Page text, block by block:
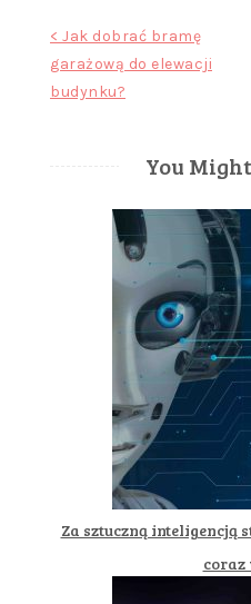
Nawigacja
wpisu
< Jak dobrać bramę
garażową do elewacji
budynku?
You
Za sztuczną inteligencją
coraz